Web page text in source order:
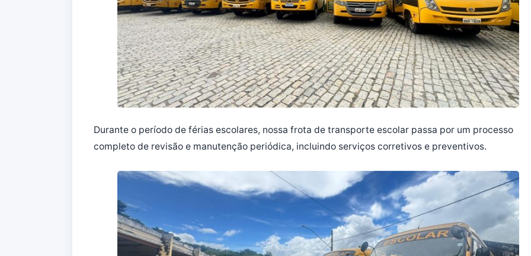
Durante o período de férias escolares, nossa frota de transporte escolar passa por um processo
completo de revisão e manutenção periódica, incluindo serviços corretivos e preventivos.